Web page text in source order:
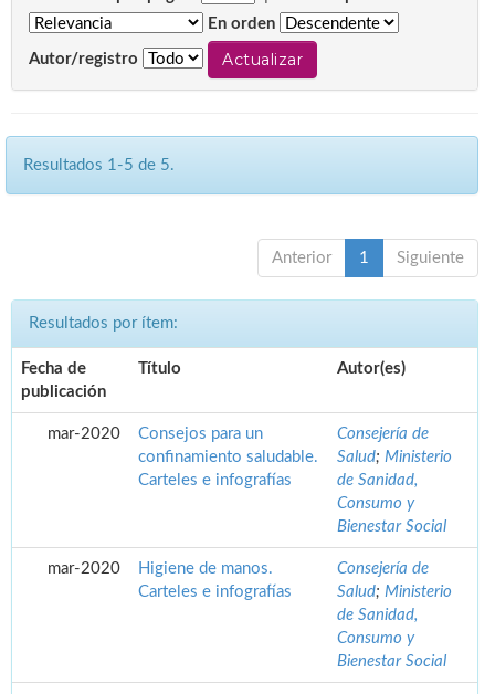
En orden
Autor/registro
Resultados 1-5 de 5.
Anterior 1 Siguiente
Resultados por ítem:
Fecha de
publicación
Título Autor(es)
mar-2020
Consejos para un
confinamiento saludable.
Carteles e infografías
Consejería de
Salud; Ministerio
de Sanidad,
Consumo y
Bienestar Social
mar-2020
Higiene de manos.
Carteles e infografías
Consejería de
Salud; Ministerio
de Sanidad,
Consumo y
Bienestar Social